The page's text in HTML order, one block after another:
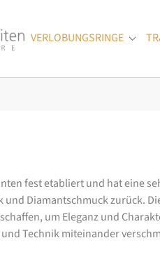
VERLOBUNGSRINGE
fest etabliert und hat eine
und Diamantschmuck zurück.
um Eleganz und
Technik miteinander